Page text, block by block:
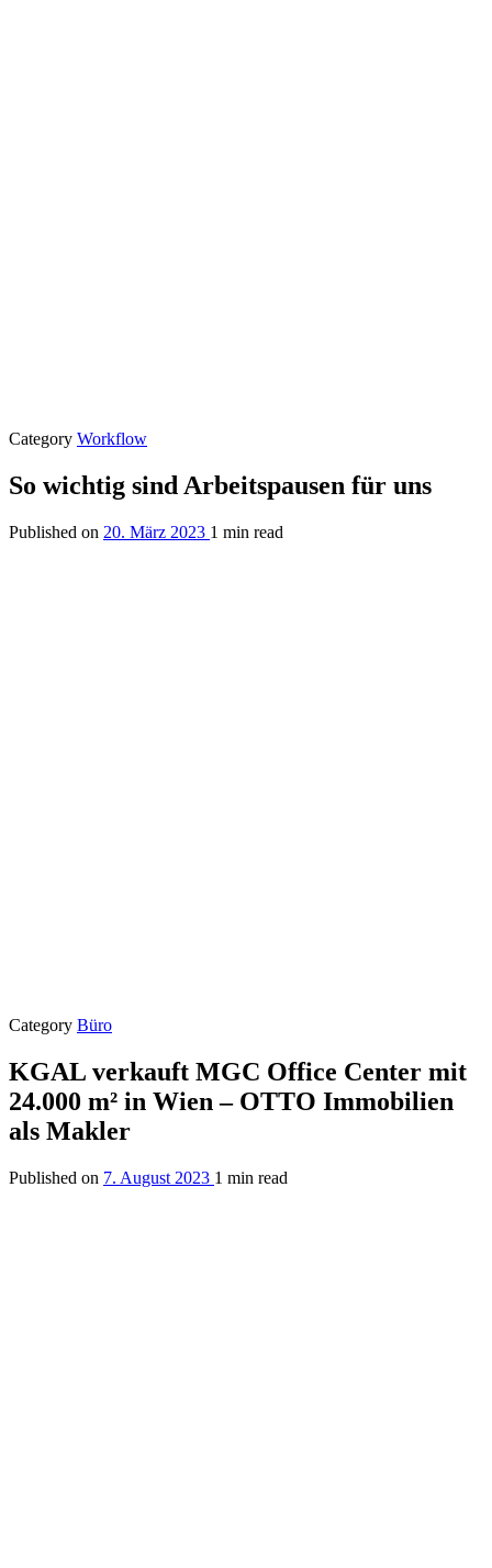
Category Workflow
So wichtig sind Arbeitspausen für uns
Published on 20. März 2023 1 min read
Category Büro
KGAL verkauft MGC Office Center mit
24.000 m² in Wien – OTTO Immobilien
als Makler
Published on 7. August 2023 1 min read